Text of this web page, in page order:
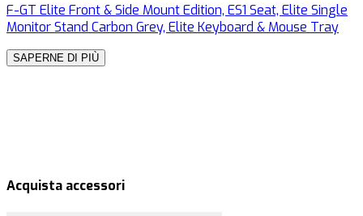
F-GT Elite Front & Side Mount Edition, ES1 Seat, Elite Single
Monitor Stand Carbon Grey, Elite Keyboard & Mouse Tray
SAPERNE DI PIÙ
Acquista accessori